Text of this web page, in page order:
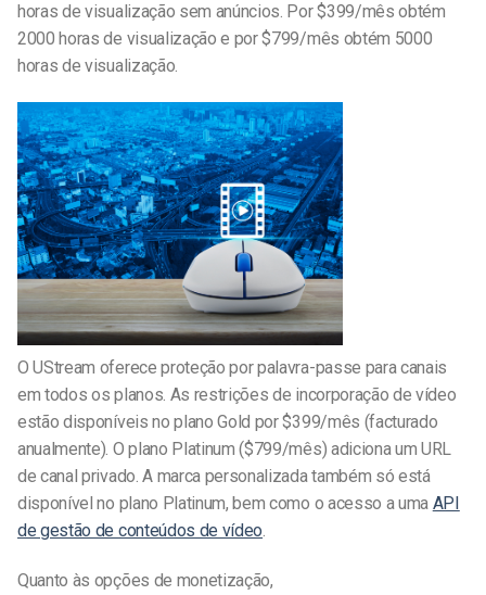
horas de visualização sem anúncios. Por $399/mês obtém
2000 horas de visualização e por $799/mês obtém 5000
horas de visualização.
O UStream oferece proteção por palavra-passe para canais
em todos os planos. As restrições de incorporação de vídeo
estão disponíveis no plano Gold por $399/mês (facturado
anualmente). O plano Platinum ($799/mês) adiciona um URL
de canal privado. A marca personalizada também só está
disponível no plano Platinum, bem como o acesso a uma API
de gestão de conteúdos de vídeo.
Quanto às opções de monetização,